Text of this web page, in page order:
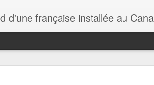
d'une française installée au